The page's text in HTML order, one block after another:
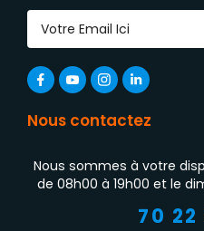
Nous contactez
Nous sommes à votre
de 08h00 à 19h00 et le
70